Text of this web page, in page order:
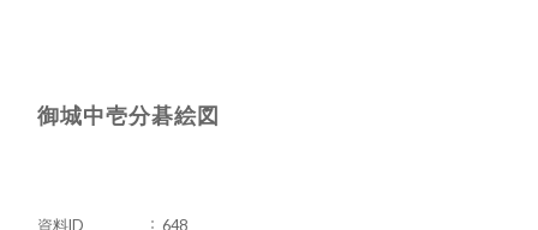
御城中壱分碁絵図
資料ID 648